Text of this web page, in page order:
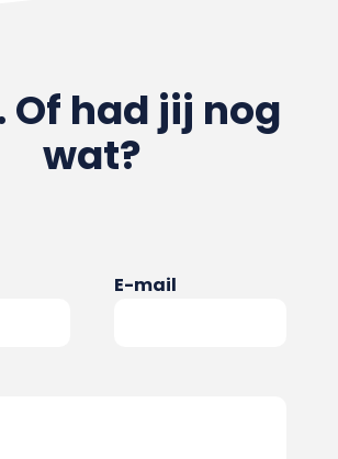
Of had jij nog
wat?
E-mail